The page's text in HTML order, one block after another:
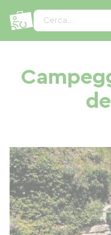
Cerca...
Pannello di gestione